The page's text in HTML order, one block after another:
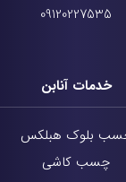
09120227535
خدمات آنابن
بلوک هبلکس
چسب کاشی